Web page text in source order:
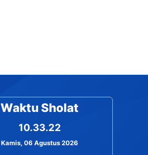
Waktu Sholat
10.33.22
Kamis, 06 Agustus 2026